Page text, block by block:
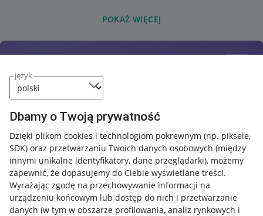
język
Dbamy o Twoją prywatność
Dzięki plikom cookies i technologiom pokrewnym (np. piksele,
SDK) oraz przetwarzaniu Twoich danych osobowych (między
innymi unikalne identyfikatory, dane przeglądarki), możemy
zapewnić, że dopasujemy do Ciebie wyświetlane treści.
Wyrażając zgodę na przechowywanie informacji na
urządzeniu końcowym lub dostęp do nich i przetwarzanie
danych (w tym w obszarze profilowania, analiz rynkowych i
POKAŻ WIĘCEJ